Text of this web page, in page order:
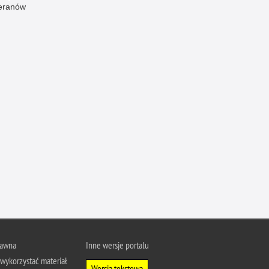
i podpalenia
Pranie brudnych pieniędzy
człowieka
materiał
Inne wersje portalu